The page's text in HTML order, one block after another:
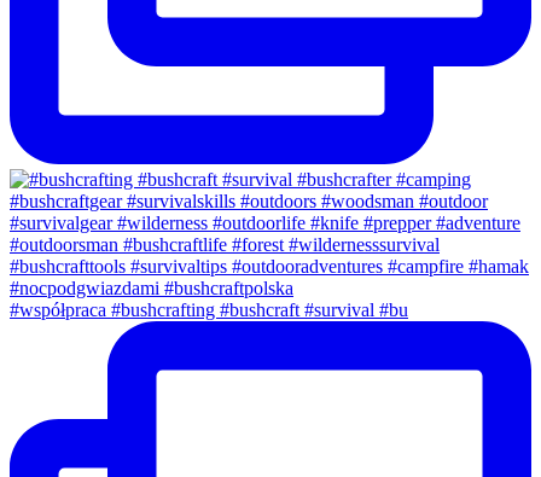
#współpraca #bushcrafting #bushcraft #survival #bu